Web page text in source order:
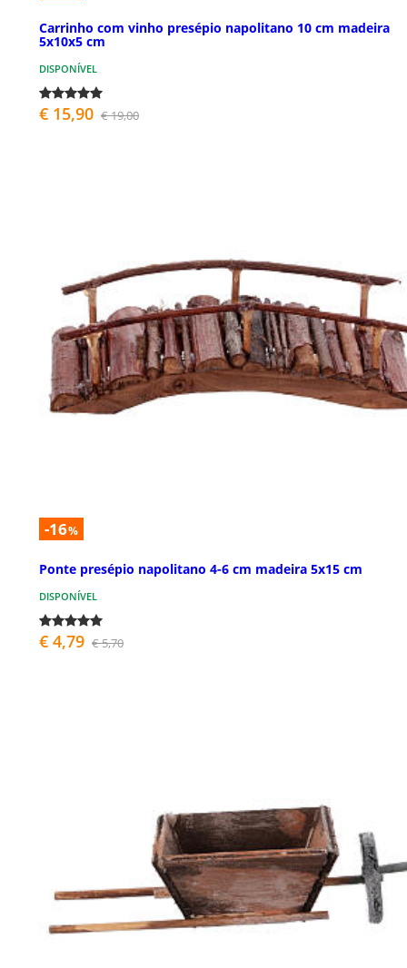
Carrinho com vinho presépio napolitano 10 cm madeira
5x10x5 cm
DISPONÍVEL
€ 15,90 € 19,00
-16%
Ponte presépio napolitano 4-6 cm madeira 5x15 cm
DISPONÍVEL
€ 4,79 € 5,70